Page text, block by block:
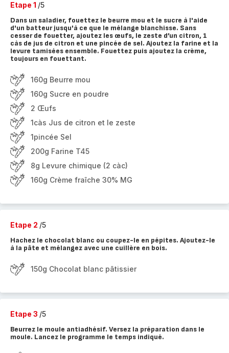
Etape 1 /5
Dans un saladier, fouettez le beurre mou et le sucre à l'aide
d'un batteur jusqu'à ce que le mélange blanchisse. Sans
cesser de fouetter, ajoutez les œufs, le zeste d’un citron, 1
càs de jus de citron et une pincée de sel. Ajoutez la farine et la
levure tamisées ensemble. Fouettez puis ajoutez la crème,
toujours en fouettant.
160g Beurre mou
160g Sucre en poudre
2 Œufs
1càs Jus de citron et le zeste
1pincée Sel
200g Farine T45
8g Levure chimique (2 càc)
160g Crème fraîche 30% MG
Etape 2 /5
Hachez le chocolat blanc ou coupez-le en pépites. Ajoutez-le
à la pâte et mélangez avec une cuillère en bois.
150g Chocolat blanc pâtissier
Etape 3 /5
Beurrez le moule antiadhésif. Versez la préparation dans le
moule. Lancez le programme le temps indiqué.